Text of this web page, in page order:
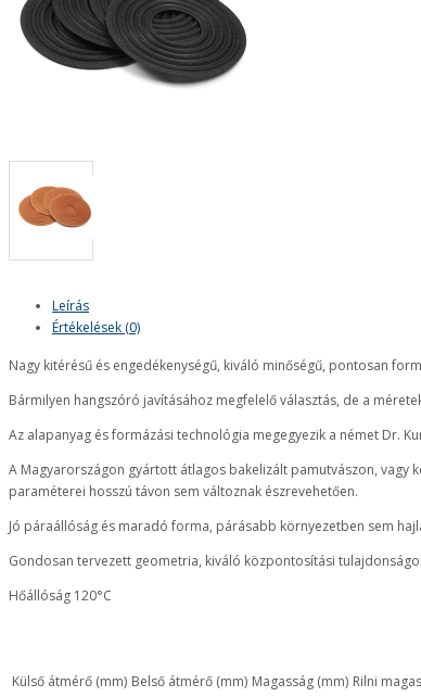
Leírás
Értékelések (0)
Nagy kitérésű és engedékenységű, kiváló minőségű, pontosan
Bármilyen hangszóró javításához megfelelő választás, de a
Az alapanyag és formázási technológia megegyezik a német Dr.
A Magyarországon gyártott átlagos bakelizált pamutvászon, vagy
paraméterei hosszú távon sem változnak észrevehetően.
Jó páraállóság és maradó forma, párásabb környezetben sem
Gondosan tervezett geometria, kiváló központosítási
Hőállóság 120°C
Külső átmérő (mm) Belső átmérő (mm) Magasság (mm) Rilni